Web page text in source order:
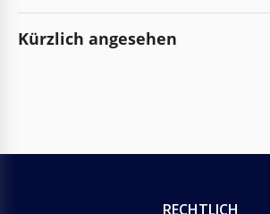
Kürzlich angesehen
RECHTLICH